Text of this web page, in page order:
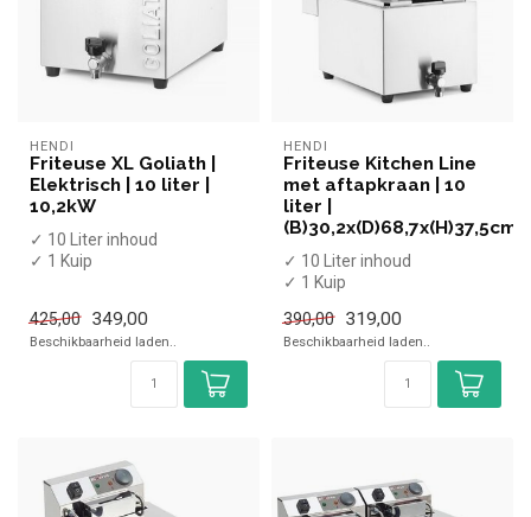
HENDI
Friteuse XL Goliath |
Elektrisch | 10 liter |
10,2kW
✓ 10 Liter inhoud
✓ 1 Kuip
✓ 10,2 kW
✓ 400 Vo...
425,00 349,00
Beschikbaarheid laden..
HENDI
Friteuse Kitchen Line
met aftapkraan | 10
liter |
(B)30,2x(D)68,7x(H)37,5cm
✓ 10 Liter inhoud
✓ 1 Kuip
✓ Tafelmodel
✓ 6,6 kW
390,00 319,00
Beschikbaarheid laden..